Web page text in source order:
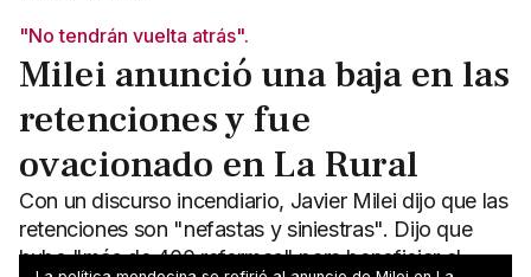
"No tendrán vuelta atrás".
Milei anunció una baja en las
retenciones y fue
ovacionado en La Rural
Con un discurso incendiario, Javier Milei dijo que las
retenciones son "nefastas y siniestras". Dijo que
hubo "más de 400 reformas" para beneficiar al